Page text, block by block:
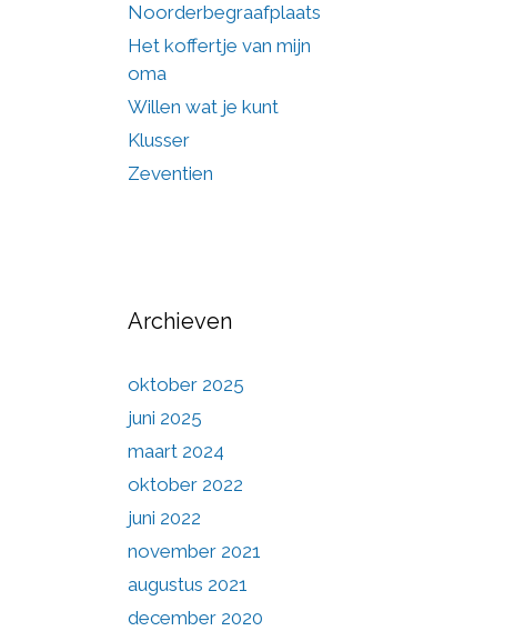
Noorderbegraafplaats
Het koffertje van mijn
oma
Willen wat je kunt
Klusser
Zeventien
Archieven
oktober 2025
juni 2025
maart 2024
oktober 2022
juni 2022
november 2021
augustus 2021
december 2020